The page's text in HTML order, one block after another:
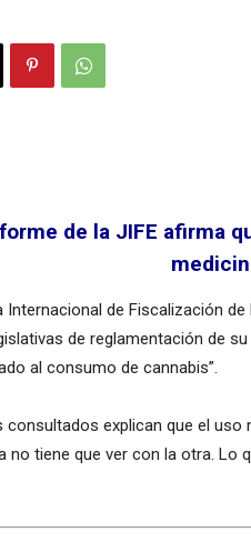
de la JIFE afirma
Internacional de Fiscalización
de reglamentación de
al consumo de cannabis”.
consultados explican que el
no tiene que ver con la otra. Lo